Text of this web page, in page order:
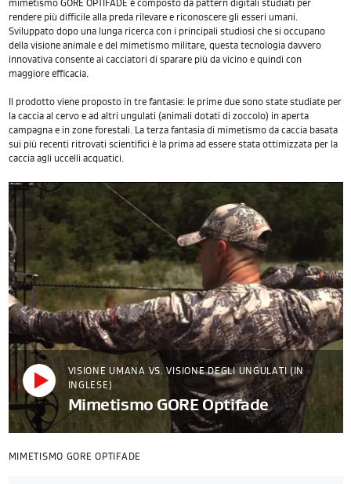
mimetismo GORE OPTIFADE è composto da pattern digitali studiati per
rendere più difficile alla preda rilevare e riconoscere gli esseri umani.
Sviluppato dopo una lunga ricerca con i principali studiosi che si occupano
della visione animale e del mimetismo militare, questa tecnologia davvero
innovativa consente ai cacciatori di sparare più da vicino e quindi con
maggiore efficacia.
Il prodotto viene proposto in tre fantasie: le prime due sono state studiate per
la caccia al cervo e ad altri ungulati (animali dotati di zoccolo) in aperta
campagna e in zone forestali. La terza fantasia di mimetismo da caccia basata
sui più recenti ritrovati scientifici è la prima ad essere stata ottimizzata per la
caccia agli uccelli acquatici.
VISIONE UMANA VS. VISIONE DEGLI UNGULATI (IN
INGLESE)
Mimetismo GORE Optifade
MIMETISMO GORE OPTIFADE